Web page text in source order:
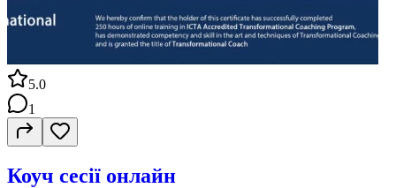
5.0
1
Коуч сесії онлайн